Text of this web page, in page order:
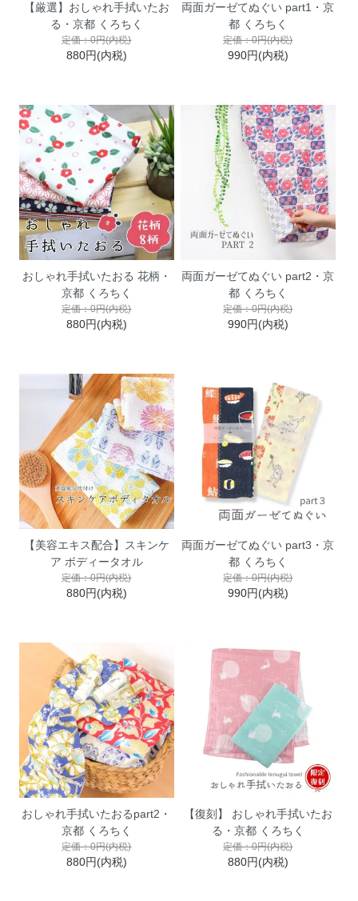
【厳選】おしゃれ手拭いたお
る・京都 くろちく
定価：0円(内税)
880円(内税)
両面ガーゼてぬぐい part1・京
都 くろちく
定価：0円(内税)
990円(内税)
おしゃれ手拭いたおる 花柄・
京都 くろちく
定価：0円(内税)
880円(内税)
両面ガーゼてぬぐい part2・京
都 くろちく
定価：0円(内税)
990円(内税)
【美容エキス配合】スキンケ
ア ボディータオル
定価：0円(内税)
880円(内税)
両面ガーゼてぬぐい part3・京
都 くろちく
定価：0円(内税)
990円(内税)
おしゃれ手拭いたおるpart2・
京都 くろちく
定価：0円(内税)
880円(内税)
【復刻】 おしゃれ手拭いたお
る・京都 くろちく
定価：0円(内税)
880円(内税)